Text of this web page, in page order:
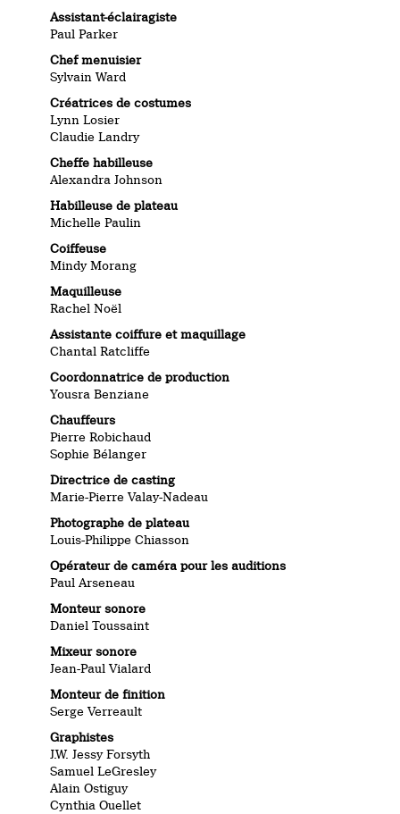
Assistant-éclairagiste
Paul Parker
Chef menuisier
Sylvain Ward
Créatrices de costumes
Lynn Losier
Claudie Landry
Cheffe habilleuse
Alexandra Johnson
Habilleuse de plateau
Michelle Paulin
Coiffeuse
Mindy Morang
Maquilleuse
Rachel Noël
Assistante coiffure et maquillage
Chantal Ratcliffe
Coordonnatrice de production
Yousra Benziane
Chauffeurs
Pierre Robichaud
Sophie Bélanger
Directrice de casting
Marie-Pierre Valay-Nadeau
Photographe de plateau
Louis-Philippe Chiasson
Opérateur de caméra pour les auditions
Paul Arseneau
Monteur sonore
Daniel Toussaint
Mixeur sonore
Jean-Paul Vialard
Monteur de finition
Serge Verreault
Graphistes
J.W. Jessy Forsyth
Samuel LeGresley
Alain Ostiguy
Cynthia Ouellet